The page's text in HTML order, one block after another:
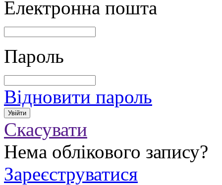
Електронна пошта
Пароль
Відновити пароль
Скасувати
Нема облікового запису?
Зареєструватися